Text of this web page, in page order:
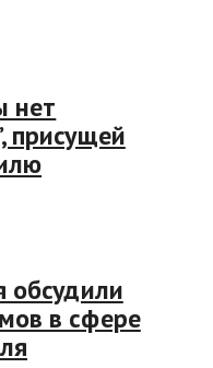
нет
присущей
обсудили
в сфере